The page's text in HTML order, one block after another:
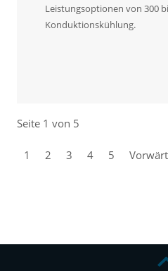
Leistungsoptionen von 300
Konduktionskühlung.
Seite 1 von 5
1 2 3 4 5